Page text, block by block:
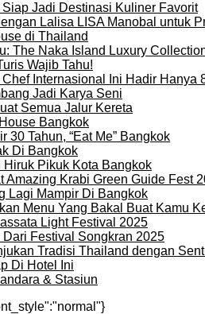
Jadi Destinasi Kuliner Favorit
Lalisa LISA Manobal untuk
di Thailand
The Naka Island Luxury
Wajib Tahu!
Internasional Ini Hadir Hanya
Jadi Karya Seni
Semua Jalur Kereta
Bangkok
Tahun, “Eat Me” Bangkok
Di Bangkok
Hiruk Pikuk Kota Bangkok
Krabi Green Guide Fest
Lagi Mampir Di Bangkok
Menu Yang Bakal Buat Kamu
Light Festival 2025
Festival Songkran 2025
Tradisi Thailand dengan
Di Hotel Ini
& Stasiun